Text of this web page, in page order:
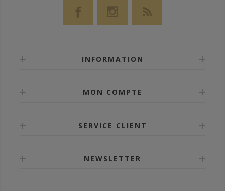
INFORMATION
MON COMPTE
SERVICE CLIENT
NEWSLETTER